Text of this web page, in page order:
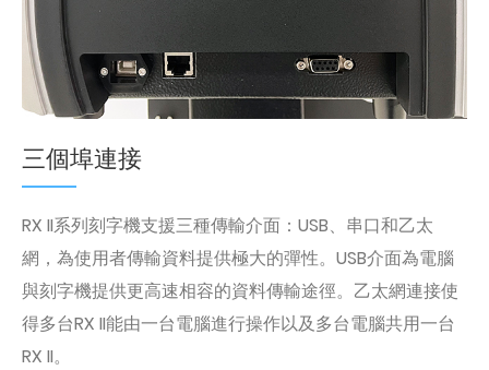
三個埠連接
RX II系列刻字機支援三種傳輸介面：USB、串口和乙太
網，為使用者傳輸資料提供極大的彈性。USB介面為電腦
與刻字機提供更高速相容的資料傳輸途徑。乙太網連接使
得多台RX II能由一台電腦進行操作以及多台電腦共用一台
RX II。